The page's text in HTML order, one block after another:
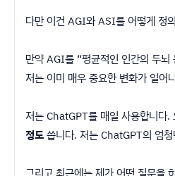
다만 이건 AGI와 ASI를 어떻게 정
만약 AGI를 “평균적인 인간의 두뇌
저는 이미 매우 중요한 변화가 일어
저는 ChatGPT를 매일 사용합니다.
정도씁니다. 저는 ChatGPT의 엄
그리고 최근에는 제가 어떤 질문을